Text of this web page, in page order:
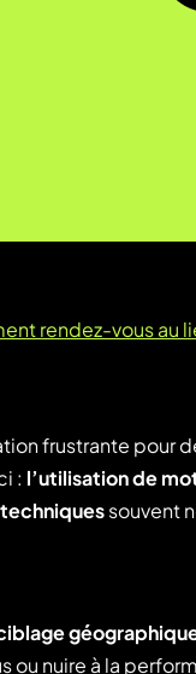
rendez-vous au
frustrante pour
: l’utilisation de
techniquessouvent
nuire à la